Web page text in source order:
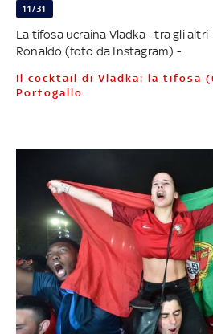
11/31
La tifosa ucraina Vladka - tra gli
Ronaldo (foto da Instagram) -
Il cocktail di Vladka: la tifosa (ucraina) del
Portogallo